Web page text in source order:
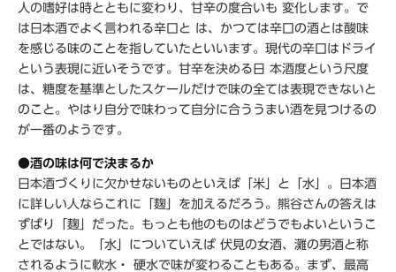
人の嗜好は時とともに変わり、甘辛の度合いも 変化します。で
は日本酒でよく言われる辛口と は、かつては辛口の酒とは酸味
を感じる味のことを指していたといいます。現代の辛口はドライ
という表現に近いそうです。甘辛を決める日 本酒度という尺度
は、糖度を基準としたスケールだけで味の全ては表現できないと
のこと。やはり自分で味わって自分に合ううまい酒を見つけるの
が一番のようです。
●酒の味は何で決まるか
日本酒づくりに欠かせないものといえば「米」と「水」。日本酒
に詳しい人ならこれに「麹」を加えるだろう。熊谷さんの答えは
ずばり「麹」だった。もっとも他のものはどうでもよいというこ
とではない。「水」についていえば 伏見の女酒、灘の男酒と称
されるように軟水・ 硬水で味が変わることもある。まず、最高